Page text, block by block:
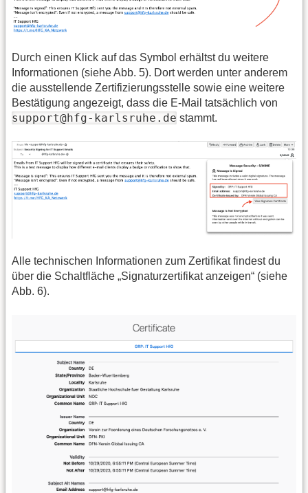
Durch einen Klick auf das Symbol erhältst du weitere
Informationen (siehe Abb. 5). Dort werden unter anderem
die ausstellende Zertifizierungsstelle sowie eine weitere
Bestätigung angezeigt, dass die E-Mail tatsächlich von
support@hfg-karlsruhe.de stammt.
Alle technischen Informationen zum Zertifikat findest du
über die Schaltfläche „Signaturzertifikat anzeigen“ (siehe
Abb. 6).